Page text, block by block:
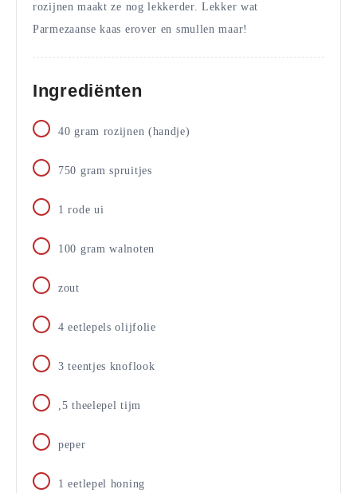
rozijnen maakt ze nog lekkerder. Lekker wat
Parmezaanse kaas erover en smullen maar!
Ingrediënten
40 gram rozijnen (handje)
750 gram spruitjes
1 rode ui
100 gram walnoten
zout
4 eetlepels olijfolie
3 teentjes knoflook
,5 theelepel tijm
peper
1 eetlepel honing